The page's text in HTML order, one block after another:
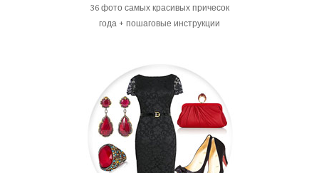
36 фото самых красивых причесок
года + пошаговые инструкции